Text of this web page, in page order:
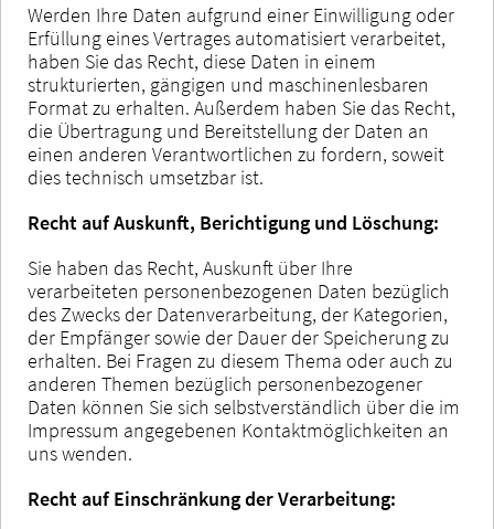
Werden Ihre Daten aufgrund einer Einwilligung oder
Erfüllung eines Vertrages automatisiert verarbeitet,
haben Sie das Recht, diese Daten in einem
strukturierten, gängigen und maschinenlesbaren
Format zu erhalten. Außerdem haben Sie das Recht,
die Übertragung und Bereitstellung der Daten an
einen anderen Verantwortlichen zu fordern, soweit
dies technisch umsetzbar ist.
Recht auf Auskunft, Berichtigung und Löschung:
Sie haben das Recht, Auskunft über Ihre
verarbeiteten personenbezogenen Daten bezüglich
des Zwecks der Datenverarbeitung, der Kategorien,
der Empfänger sowie der Dauer der Speicherung zu
erhalten. Bei Fragen zu diesem Thema oder auch zu
anderen Themen bezüglich personenbezogener
Daten können Sie sich selbstverständlich über die im
Impressum angegebenen Kontaktmöglichkeiten an
uns wenden.
Recht auf Einschränkung der Verarbeitung: